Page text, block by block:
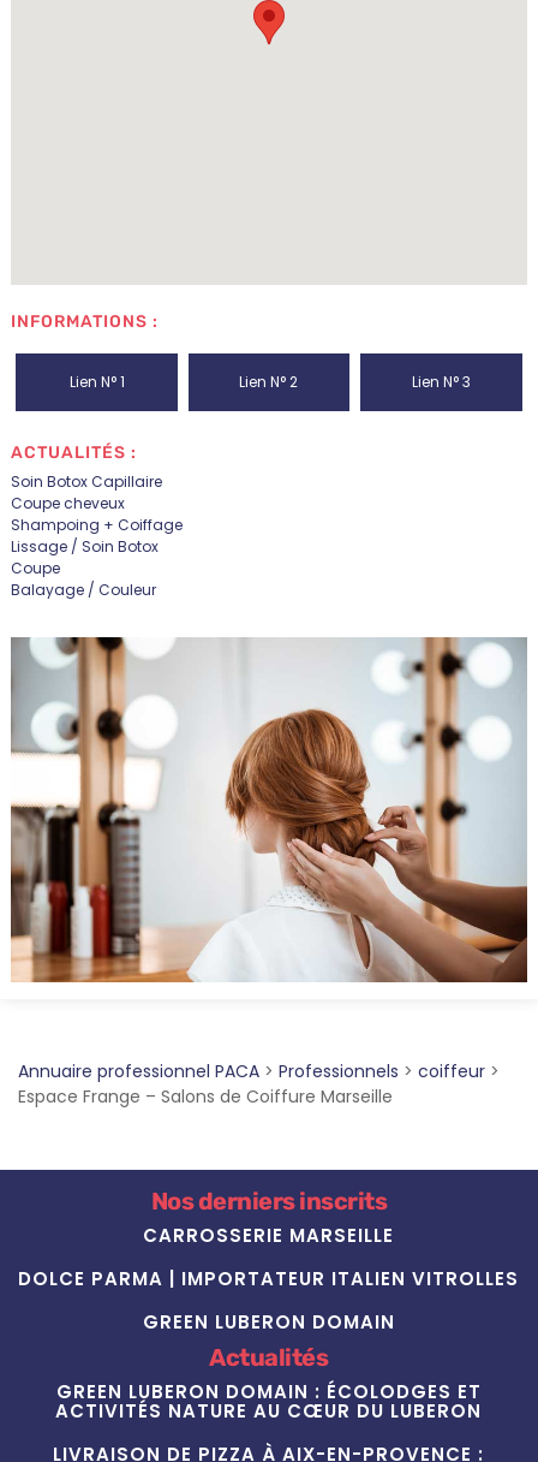
INFORMATIONS :
Lien N° 1 Lien N° 2 Lien N° 3
ACTUALITÉS :
Soin Botox Capillaire
Coupe cheveux
Shampoing + Coiffage
Lissage / Soin Botox
Coupe
Balayage / Couleur
Annuaire professionnel PACA > Professionnels > coiffeur >
Espace Frange – Salons de Coiffure Marseille
Nos derniers inscrits
CARROSSERIE MARSEILLE
DOLCE PARMA | IMPORTATEUR ITALIEN VITROLLES
GREEN LUBERON DOMAIN
Actualités
GREEN LUBERON DOMAIN : ÉCOLODGES ET
ACTIVITÉS NATURE AU CŒUR DU LUBERON
LIVRAISON DE PIZZA À AIX-EN-PROVENCE :